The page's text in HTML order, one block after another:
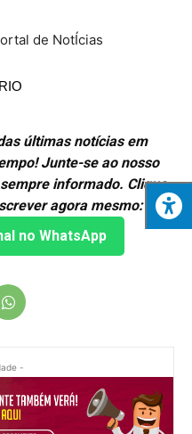
de NotÍcias
últimas notícias em
Junte-se ao nosso
informado. Clique
agora mesmo:
no WhatsApp
-